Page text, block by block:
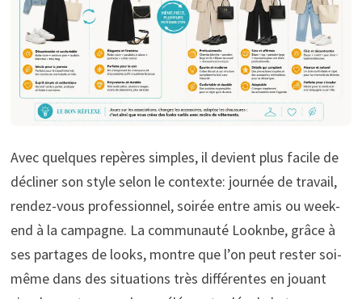
Avec quelques repères simples, il devient plus facile de
décliner son style selon le contexte: journée de travail,
rendez-vous professionnel, soirée entre amis ou week-
end à la campagne. La communauté Looknbe, grâce à
ses partages de looks, montre que l’on peut rester soi-
même dans des situations très différentes en jouant